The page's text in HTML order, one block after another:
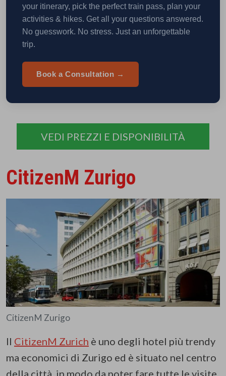
your itinerary, pick the perfect train pass, plan your
activities & hikes. Get all your questions answered.
No guesswork. No stress. Just an unforgettable
trip.
Book a Consultation →
VEDI PREZZI E DISPONIBILITÀ
CitizenM Zurigo
CitizenM Zurigo
Il CitizenM Zurich è uno degli hotel più trendy
ma economici di Zurigo ed è situato nel centro
della città, in modo da poter fare tutte le visite